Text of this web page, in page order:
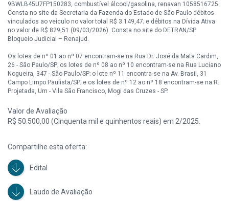
9BWLB45U7FP150283, combustível álcool/gasolina, renavan 1058516725.
Consta no site da Secretaria da Fazenda do Estado de São Paulo débitos
vinculados ao veículo no valor total R$ 3.149,47; e débitos na Dívida Ativa
no valor de R$ 829,51 (09/03/2026). Consta no site do DETRAN/SP
Bloqueio Judicial – Renajud.
Os lotes de nº 01 ao nº 07 encontram-se na Rua Dr. José da Mata Cardim,
26 - São Paulo/SP; os lotes de nº 08 ao nº 10 encontram-se na Rua Luciano
Nogueira, 347 - São Paulo/SP; o lote nº 11 encontra-se na Av. Brasil, 31
Campo Limpo Paulista/SP; e os lotes de nº 12 ao nº 18 encontram-se na R.
Projetada, Um - Vila São Francisco, Mogi das Cruzes - SP.
Valor de Avaliação
R$ 50.500,00 (Cinquenta mil e quinhentos reais) em 2/2025.
Compartilhe esta oferta:
Edital
Laudo de Avaliação